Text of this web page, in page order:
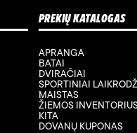
PREKIŲ KATALOGAS
APRANGA
BATAI
DVIRAČIAI
SPORTINIAI
MAISTAS
ŽIEMOS
KITA
DOVANŲ KUPONAS